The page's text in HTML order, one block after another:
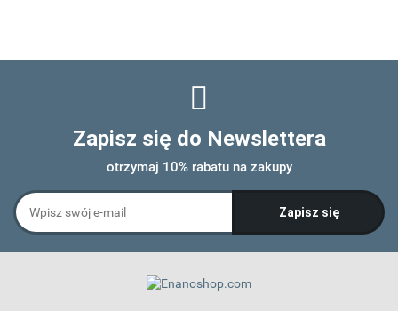
Zapisz się do Newslettera
otrzymaj 10% rabatu na zakupy